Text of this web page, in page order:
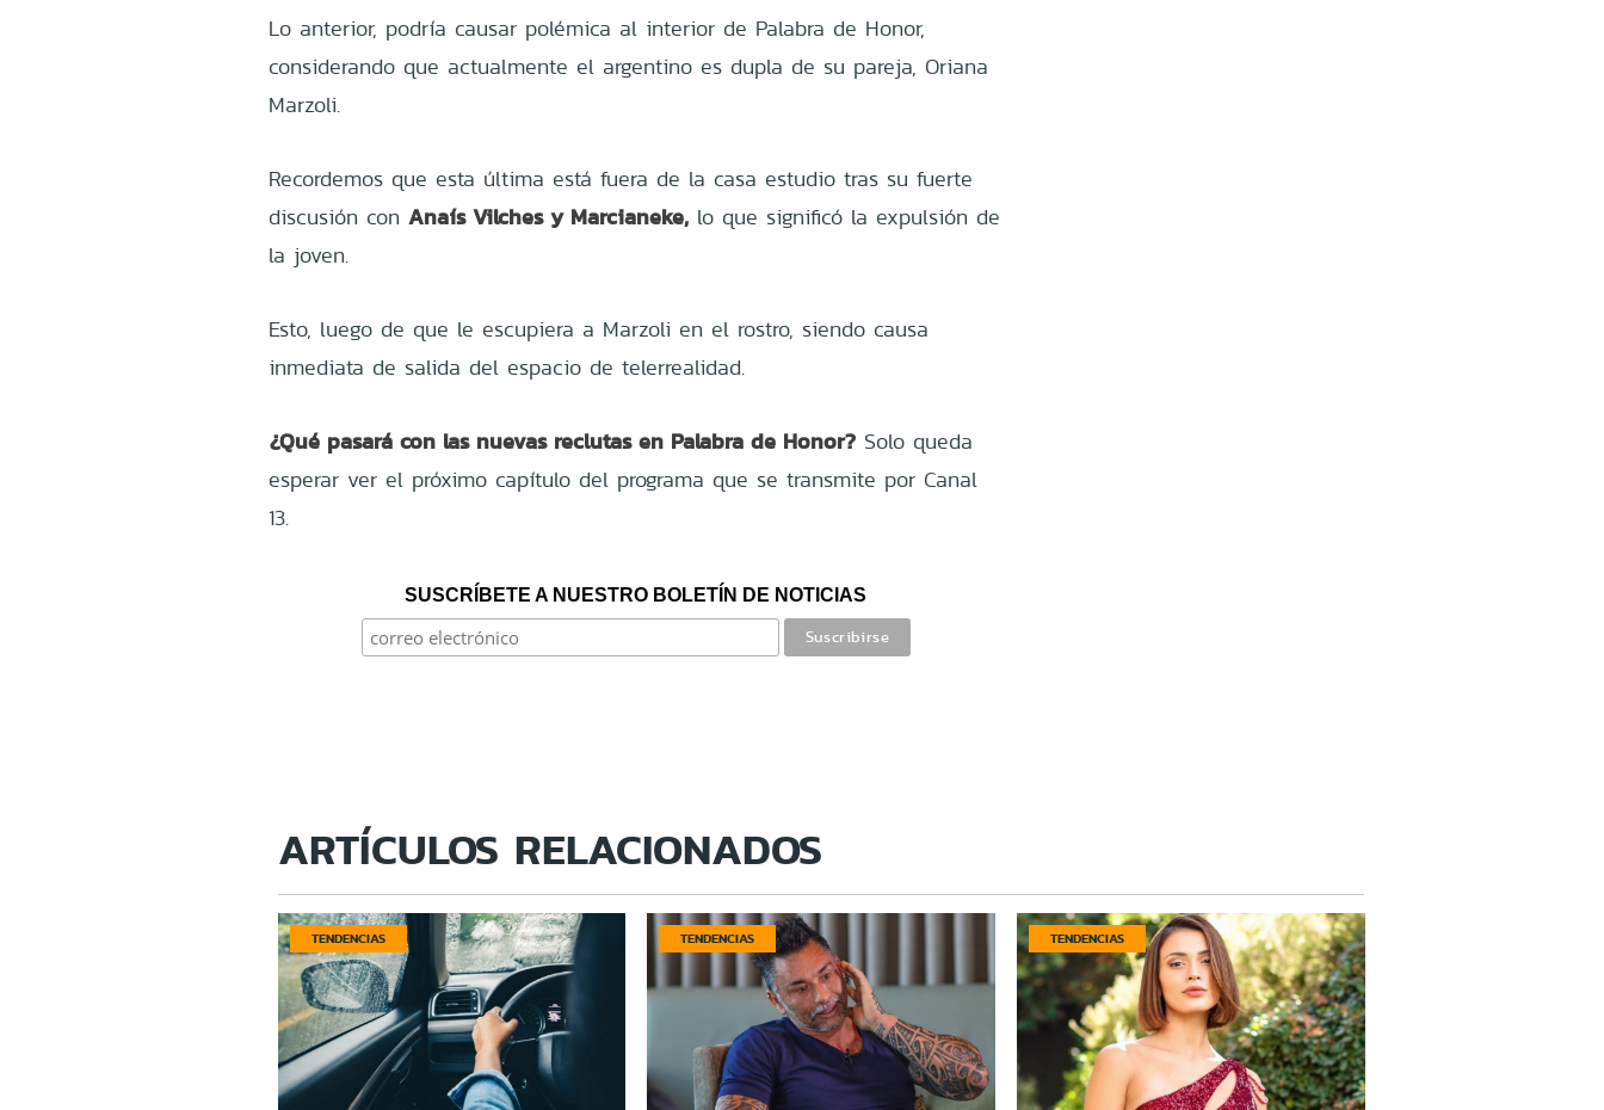
Lo anterior, podría causar polémica al interior de Palabra de Honor,
considerando que actualmente el argentino es dupla de su pareja, Oriana
Marzoli.
Recordemos que esta última está fuera de la casa estudio tras su fuerte
discusión conAnaís Vilches y Marcianeke, lo que significó la expulsión de
la joven.
Esto, luego de que le escupiera a Marzoli en el rostro, siendo causa
inmediata de salida del espacio de telerrealidad.
¿Qué pasará con las nuevas reclutas en Palabra de Honor? Solo queda
esperar ver el próximo capítulo del programa que se transmite por Canal
13.
SUSCRÍBETE A NUESTRO BOLETÍN DE NOTICIAS
ARTÍCULOS RELACIONADOS
TENDENCIAS TENDENCIAS TENDENCIAS